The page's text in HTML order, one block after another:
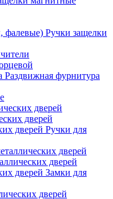
Ручки защелки
Раздвижная фурнитура
дверей
Ручки для
дверей
Замки для